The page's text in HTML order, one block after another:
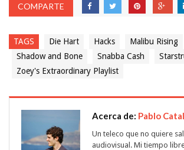
COMPARTE
TAGS Die Hart Hacks Malibu Rising
Shadow and Bone
Snabba Cash
Zoey's Extraordinary Playlist
Acerca de: Pablo
Un teleco que no quiere
audiovisual. Mi tiempo